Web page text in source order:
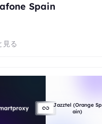
Spain
見る
Jazztel (Orange Sp
ain)